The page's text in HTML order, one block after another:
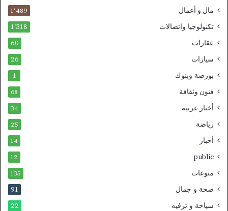
مال و أعمال 1٬489
تكنولوجيا واتصالات 1٬318
عقارات 60
سيارات 26
بورصة وبنوك 1
فنون وثقافة 68
أخبار عربية 34
رياضة 25
أخبار 14
public
12
منوعات 135
صحة و جمال 91
سياحة و ترفيه 22